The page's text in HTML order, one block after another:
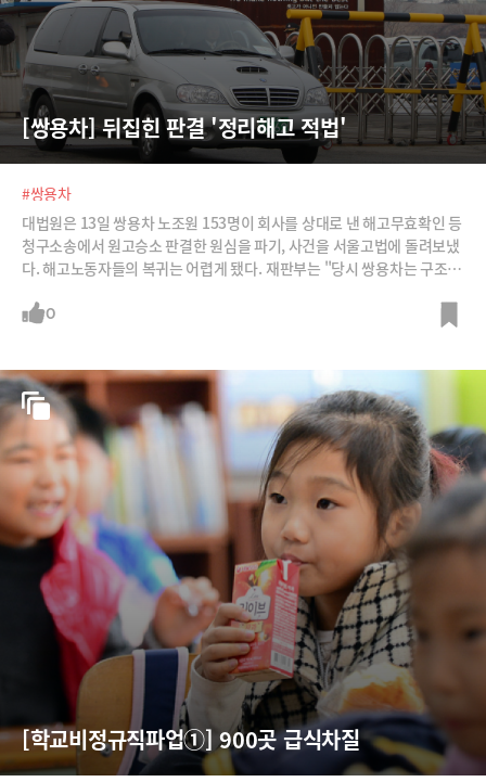
[쌍용차] 뒤집힌 판결 '정리해고 적법'
#쌍용차
대법원은 13일 쌍용차 노조원 153명이 회사를 상대로 낸 해고무효확인 등
청구소송에서 원고승소 판결한 원심을 파기, 사건을 서울고법에 돌려보냈
다. 해고노동자들의 복귀는 어렵게 됐다. 재판부는 "당시 쌍용차는 구조적
수 있다"고 판시했다. 재판부는 또 ”회사가 부분휴업과 임금 동결, 순환휴
0
[학교비정규직파업①] 900곳 급식차질